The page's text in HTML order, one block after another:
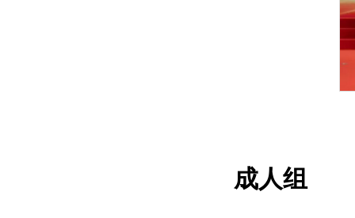
成人组